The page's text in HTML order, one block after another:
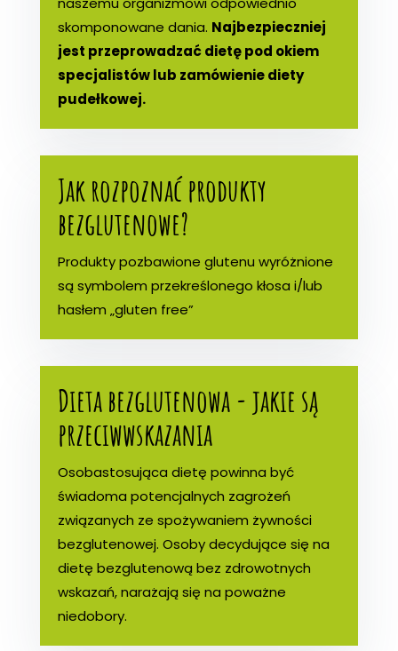
skomponowane dania. Najbezpieczniej
jest przeprowadzać dietę pod okiem
specjalistów lub zamówienie diety
pudełkowej.
Jak rozpoznać produkty
bezglutenowe?
Produkty pozbawione glutenu wyróżnione
są symbolem przekreślonego kłosa i/lub
hasłem „gluten free”
Dieta bezglutenowa - jakie są
przeciwwskazania
Osobastosująca dietę powinna być
świadoma potencjalnych zagrożeń
związanych ze spożywaniem żywności
bezglutenowej. Osoby decydujące się na
dietę bezglutenową bez zdrowotnych
wskazań, narażają się na poważne
niedobory.